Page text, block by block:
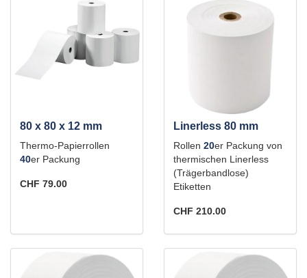
80 x 80 x 12 mm
Thermo-Papierrollen
40er Packung
CHF 79.00
Linerless 80 mm
Rollen 20er Packung von
thermischen Linerless
(Trägerbandlose)
Etiketten
CHF 210.00